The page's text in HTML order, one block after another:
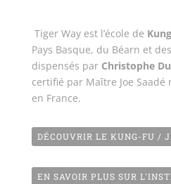
Tiger Way est l’école de
Pays Basque, du Béarn et
dispensés par Christophe
certifié par Maître Joe Saadé
en France.
DÉCOUVRIR LE KUNG-FU /
EN SAVOIR PLUS SUR